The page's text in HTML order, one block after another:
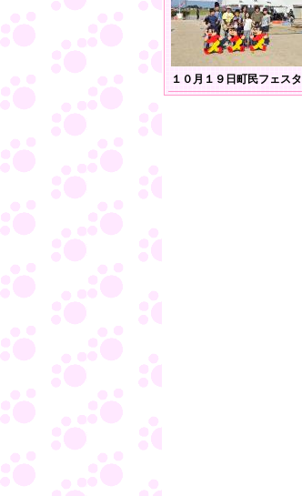
１０月１９日町民フェスタ